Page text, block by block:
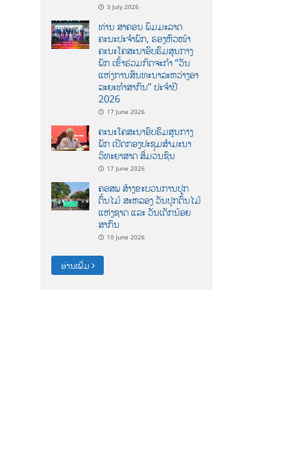
3 July 2026
ທ່ານ ສາຄອນ ພົມມະລາດ
ຄະນະປະຈໍາພັກ, ຮອງຫົວໜ້າ
ຄະນະໂຄສະນາອົບຮົມສູນກາງ
ພັກ ເຂົ້າຮ່ວມກິດຈະກຳ “ວັນ
ແຫ່ງການສົນທະນາລະຫວ່າງອາ
ລະຍະທຳສາກົນ” ປະຈຳປີ
2026
17 June 2026
ຄະນະໂຄສະນາອົບຮົມສູນກາງ
ພັກ ເປີດກອງປະຊຸມສຳມະນາ
ວິທະຍາສາດ ສຶ່ມວນຊົນ
17 June 2026
ຄອສພ ສ້າງຂະບວນການປູກ
ຕົ້ນໄມ້ ສະຫລອງ ວັນປູກຕົ້ນໄມ້
ແຫ່ງຊາດ ແລະ ວັນເດັກນ້ອຍ
ສາກົນ
10 June 2026
ອ່ານເພີ່ມ